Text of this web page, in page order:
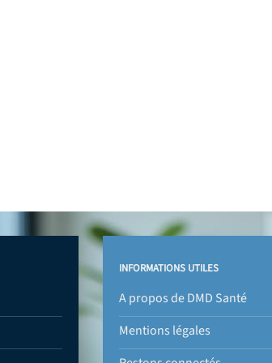
INFORMATIONS UTILES
A propos de DMD Santé
Mentions légales